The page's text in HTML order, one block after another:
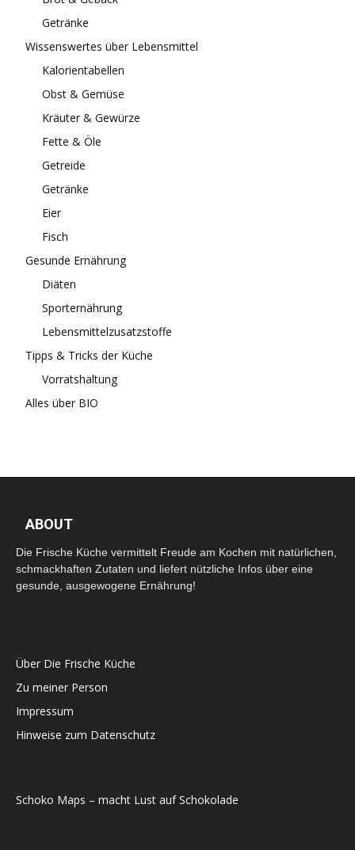
Getränke
Wissenswertes über Lebensmittel
Kalorientabellen
Obst & Gemüse
Kräuter & Gewürze
Fette & Öle
Getreide
Getränke
Eier
Fisch
Gesunde Ernährung
Diäten
Sporternährung
Lebensmittelzusatzstoffe
Tipps & Tricks der Küche
Vorratshaltung
Alles über BIO
ABOUT
Die Frische Küche vermittelt Freude am Kochen mit natürlichen,
schmackhaften Zutaten und liefert nützliche Infos über eine
gesunde, ausgewogene Ernährung!
Über Die Frische Küche
Zu meiner Person
Impressum
Hinweise zum Datenschutz
Schoko Maps – macht Lust auf Schokolade